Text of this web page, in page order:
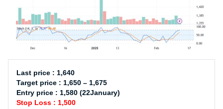
Last price : 1,640
Target price : 1,650 – 1,675
Entry price : 1,580 (22January)
Stop Loss : 1,500